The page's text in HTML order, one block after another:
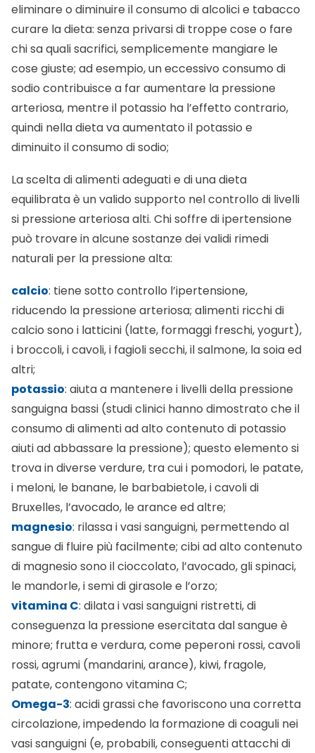
eliminare o diminuire il consumo di alcolici e tabacco
curare la dieta: senza privarsi di troppe cose o fare
chi sa quali sacrifici, semplicemente mangiare le
cose giuste; ad esempio, un eccessivo consumo di
sodio contribuisce a far aumentare la pressione
arteriosa, mentre il potassio ha l’effetto contrario,
quindi nella dieta va aumentato il potassio e
diminuito il consumo di sodio;
La scelta di alimenti adeguati e di una dieta
equilibrata è un valido supporto nel controllo di livelli
si pressione arteriosa alti. Chi soffre di ipertensione
può trovare in alcune sostanze dei validi rimedi
naturali per la pressione alta:
calcio: tiene sotto controllo l’ipertensione,
riducendo la pressione arteriosa; alimenti ricchi di
calcio sono i latticini (latte, formaggi freschi, yogurt),
i broccoli, i cavoli, i fagioli secchi, il salmone, la soia ed
altri;
potassio: aiuta a mantenere i livelli della pressione
sanguigna bassi (studi clinici hanno dimostrato che il
consumo di alimenti ad alto contenuto di potassio
aiuti ad abbassare la pressione); questo elemento si
trova in diverse verdure, tra cui i pomodori, le patate,
i meloni, le banane, le barbabietole, i cavoli di
Bruxelles, l’avocado, le arance ed altre;
magnesio: rilassa i vasi sanguigni, permettendo al
sangue di fluire più facilmente; cibi ad alto contenuto
di magnesio sono il cioccolato, l’avocado, gli spinaci,
le mandorle, i semi di girasole e l’orzo;
vitamina C: dilata i vasi sanguigni ristretti, di
conseguenza la pressione esercitata dal sangue è
minore; frutta e verdura, come peperoni rossi, cavoli
rossi, agrumi (mandarini, arance), kiwi, fragole,
patate, contengono vitamina C;
Omega-3: acidi grassi che favoriscono una corretta
circolazione, impedendo la formazione di coaguli nei
vasi sanguigni (e, probabili, conseguenti attacchi di